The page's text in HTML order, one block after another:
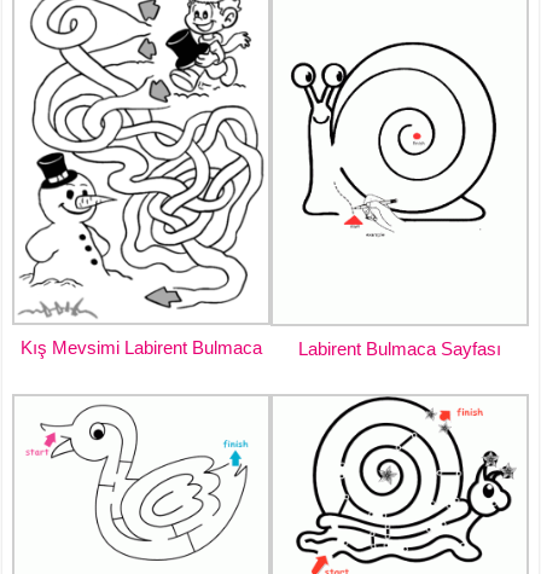
Kış Mevsimi Labirent Bulmaca Labirent Bulmaca Sayfası